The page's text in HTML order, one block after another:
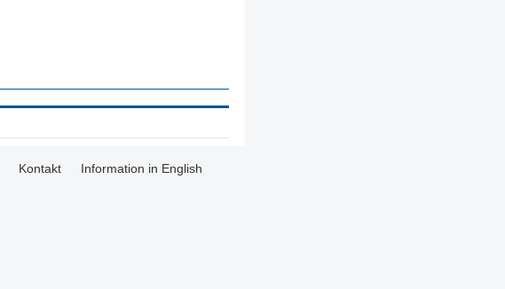
Kontakt Information in English